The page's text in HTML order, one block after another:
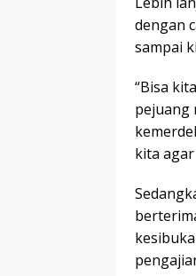
dengan
sampai
“Bisa
pejuang
kita